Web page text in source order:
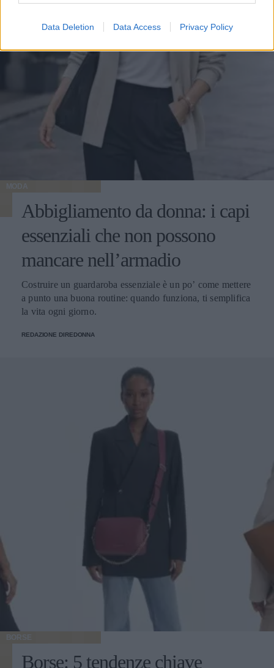
Data Deletion Data Access Privacy Policy
MODA
Abbigliamento da donna: i capi
essenziali che non possono
mancare nell’armadio
Costruire un guardaroba essenziale è un po’ come mettere
a punto una buona routine: quando funziona, ti semplifica
la vita ogni giorno.
REDAZIONE DIREDONNA
BORSE
Borse: 5 tendenze chiave